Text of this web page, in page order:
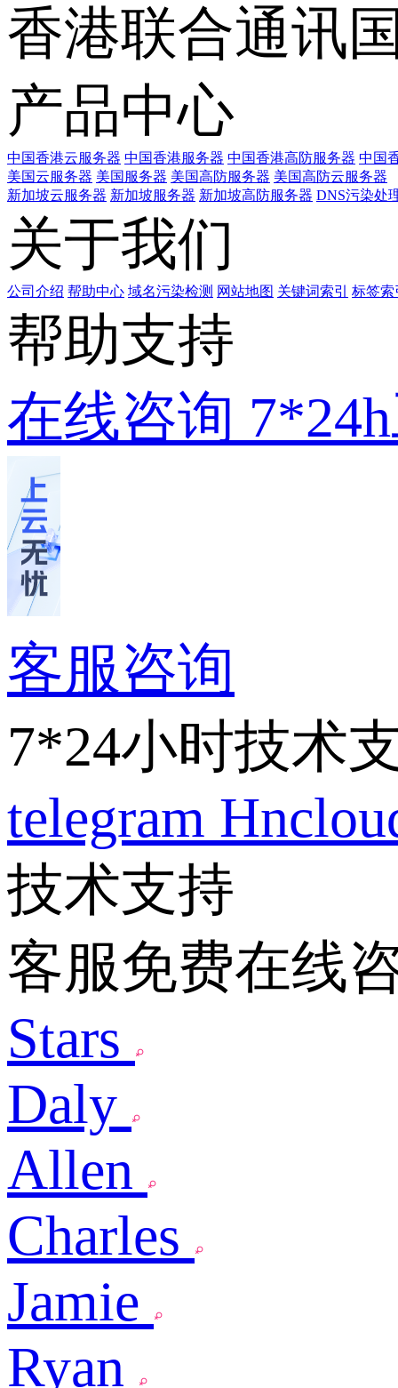
香港联合通讯
产品中心
中国香港云服务器 中国香港服务器 中国香港高防服务器 中国
美国云服务器 美国服务器 美国高防服务器 美国高防云服务器
新加坡云服务器 新加坡服务器 新加坡高防服务器 DNS污染处
关于我们
公司介绍 帮助中心 域名污染检测 网站地图 关键词索引 标签索
帮助支持
在线咨询
客服咨询
7*24小时技术
telegram
技术支持
客服免费在线
Stars
Daly
Allen
Charles
Jamie
Ryan